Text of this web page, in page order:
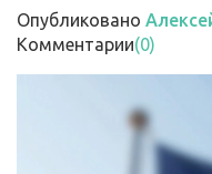
Опубликовано
Комментарии(0)